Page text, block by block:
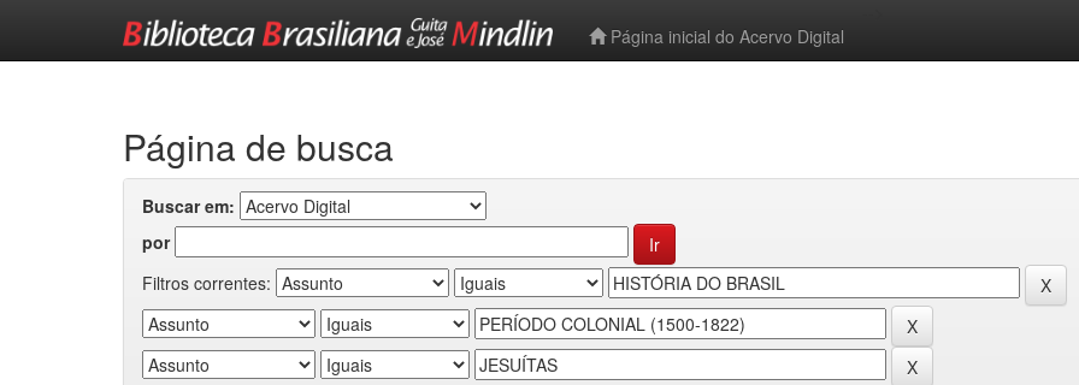
Página inicial do Acervo Digital
Página de busca
Buscar em:
por
Filtros correntes: